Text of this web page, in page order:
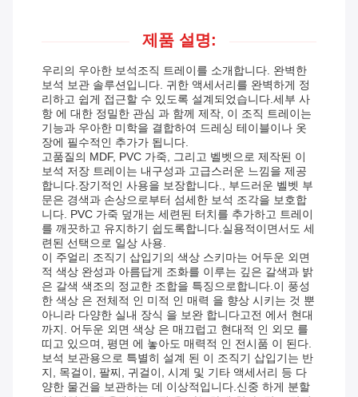
제품 설명:
우리의 우아한 보석조직 트레이를 소개합니다. 완벽한
보석 보관 솔루션입니다. 귀한 액세서리를 완벽하게 정
리하고 쉽게 접근할 수 있도록 설계되었습니다.세부 사
항 에 대한 정밀한 관심 과 함께 제작, 이 조직 트레이는
기능과 우아한 미학을 결합하여 드레싱 테이블이나 옷
장에 필수적인 추가가 됩니다.
고품질의 MDF, PVC 가죽, 그리고 벨벳으로 제작된 이
보석 저장 트레이는 내구성과 고급스러운 느낌을 제공
합니다.장기적인 사용을 보장합니다., 부드러운 벨벳 부
문은 경색과 손상으로부터 섬세한 보석 조각을 보호합
니다. PVC 가죽 덮개는 세련된 터치를 추가하고 트레이
를 깨끗하고 유지하기 쉽도록합니다.실용적이면서도 세
련된 선택으로 일상 사용.
이 주얼리 조직기 삽입기의 색상 스키마는 어두운 외면
적 색상 완성과 아름답게 조화를 이루는 깊은 갈색과 밝
은 갈색 색조의 정교한 조합을 특징으로합니다.이 풍성
한 색상 은 전체적 인 미적 인 매력 을 향상 시키는 것 뿐
아니라 다양한 실내 장식 을 보완 합니다고전 에서 현대
까지. 어두운 외면 색상 은 매끄럽고 현대적 인 외모 를
띠고 있으며, 평면 에 놓아도 매력적 인 전시품 이 된다.
보석 보관용으로 특별히 설계 된 이 조직기 삽입기는 반
지, 목걸이, 팔찌, 귀걸이, 시계 및 기타 액세서리 등 다
양한 물건을 보관하는 데 이상적입니다.신중 하게 분할